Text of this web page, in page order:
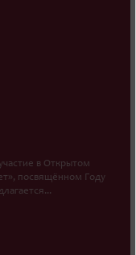
в Открытом
посвящённом Году